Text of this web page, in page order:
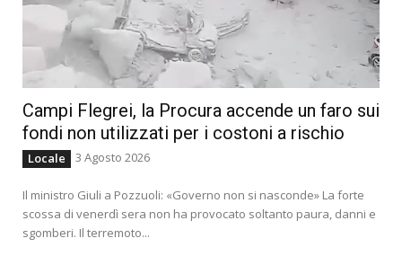
Campi Flegrei, la Procura accende un faro sui
fondi non utilizzati per i costoni a rischio
Locale 3 Agosto 2026
Il ministro Giuli a Pozzuoli: «Governo non si nasconde» La forte
scossa di venerdì sera non ha provocato soltanto paura, danni e
sgomberi. Il terremoto...